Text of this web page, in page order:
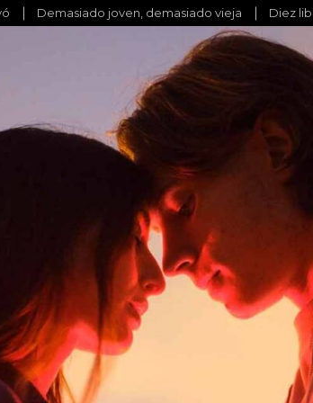
Demasiado joven, demasiado vieja Diez